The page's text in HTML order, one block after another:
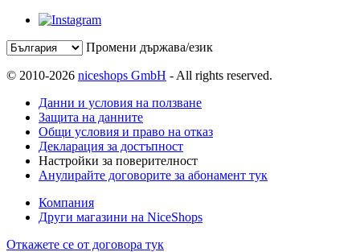
Промени държава/език
© 2010-2026 niceshops GmbH - All rights reserved.
Данни и условия на ползване
Защита на данните
Общи условия и право на отказ
Декларация за достъпност
Настройки за поверителност
Анулирайте договорите за абонамент тук
Компания
Други магазини на NiceShops
Откажете се от договора тук